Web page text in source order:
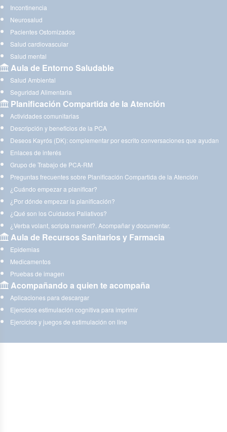
Incontinencia
Neurosalud
Pacientes Ostomizados
Salud cardiovascular
Salud mental
Aula de Entorno Saludable
Salud Ambiental
Seguridad Alimentaria
Planificación Compartida de la Atención
Actividades comunitarias
Descripción y beneficios de la PCA
Deseos Kayrós (DK): complementar por escrito conversaciones que ayudan
Enlaces de interés
Grupo de Trabajo de PCA-RM
Preguntas frecuentes sobre Planificación Compartida de la Atención
¿Cuándo empezar a planificar?
¿Por dónde empezar la planificación?
¿Qué son los Cuidados Paliativos?
¿Verba volant, scripta manent?. Acompañar y documentar.
Aula de Recursos Sanitarios y Farmacia
Epidemias
Medicamentos
Pruebas de imagen
Acompañando a quien te acompaña
Aplicaciones para descargar
Ejercicios estimulación cognitiva para imprimir
Ejercicios y juegos de estimulación on line